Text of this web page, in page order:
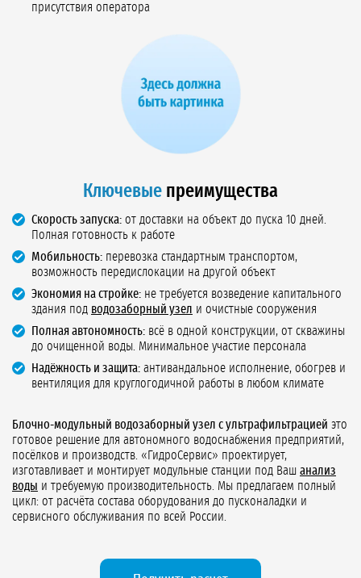
присутствия оператора
Ключевые преимущества
Скорость запуска: от доставки на объект до пуска 10 дней.
Полная готовность к работе
Мобильность: перевозка стандартным транспортом,
возможность передислокации на другой объект
Экономия на стройке: не требуется возведение капитального
здания под водозаборный узел и очистные сооружения
Полная автономность: всё в одной конструкции, от скважины
до очищенной воды. Минимальное участие персонала
Надёжность и защита: антивандальное исполнение, обогрев и
вентиляция для круглогодичной работы в любом климате
Блочно-модульный водозаборный узел с ультрафильтрацией это
готовое решение для автономного водоснабжения предприятий,
посёлков и производств. «ГидроСервис» проектирует,
изготавливает и монтирует модульные станции под Ваш анализ
воды и требуемую производительность. Мы предлагаем полный
цикл: от расчёта состава оборудования до пусконаладки и
сервисного обслуживания по всей России.